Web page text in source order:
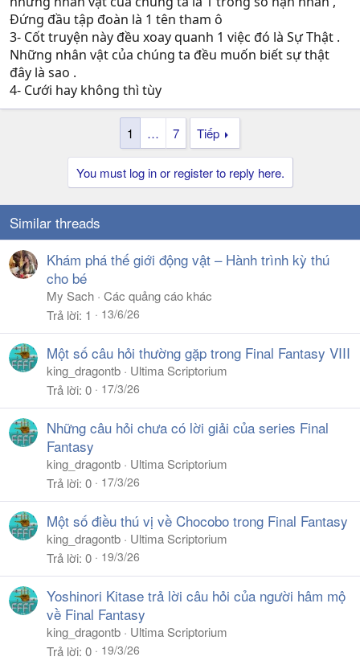
Đứng đầu tập đoàn là 1 tên tham ô
3- Cốt truyện này đều xoay quanh 1 việc đó là Sự Thật .
Những nhân vật của chúng ta đều muốn biết sự thật
đây là sao .
4- Cưới hay không thì tùy
1 … 7 Tiếp
You must log in or register to reply here.
Similar threads
Khám phá thế giới động vật – Hành trình kỳ thú
cho bé
My Sach Các quảng cáo khác
Trả lời 1 13/6/26
Một số câu hỏi thường gặp trong Final Fantasy VIII
king_dragontb
Ultima Scriptorium
Trả lời 0 17/3/26
Những câu hỏi chưa có lời giải của series Final
Fantasy
king_dragontb
Ultima Scriptorium
Trả lời 0 17/3/26
Một số điều thú vị về Chocobo trong Final Fantasy
king_dragontb
Ultima Scriptorium
Trả lời 0 19/3/26
Yoshinori Kitase trả lời câu hỏi của người hâm mộ
về Final Fantasy
king_dragontb
Ultima Scriptorium
Trả lời 0 19/3/26